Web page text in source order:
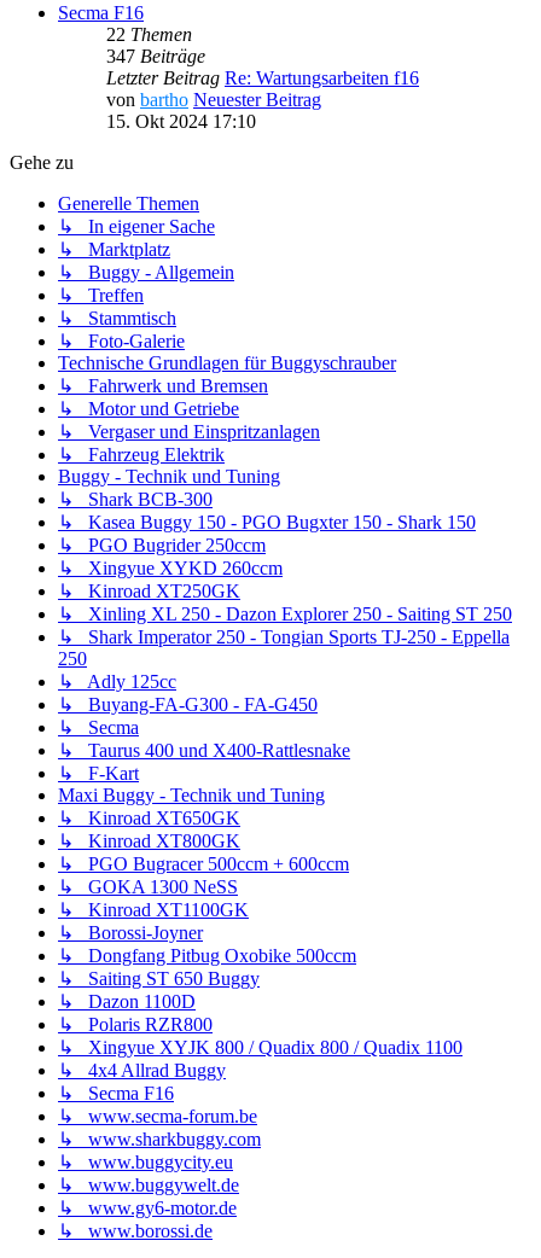
Secma F16
22 Themen
347 Beiträge
Letzter Beitrag Re: Wartungsarbeiten f16
von bartho Neuester Beitrag
15. Okt 2024 17:10
Gehe zu
Generelle Themen
↳ In eigener Sache
↳ Marktplatz
↳ Buggy - Allgemein
↳ Treffen
↳ Stammtisch
↳ Foto-Galerie
Technische Grundlagen für Buggyschrauber
↳ Fahrwerk und Bremsen
↳ Motor und Getriebe
↳ Vergaser und Einspritzanlagen
↳ Fahrzeug Elektrik
Buggy - Technik und Tuning
↳ Shark BCB-300
↳ Kasea Buggy 150 - PGO Bugxter 150 - Shark 150
↳ PGO Bugrider 250ccm
↳ Xingyue XYKD 260ccm
↳ Kinroad XT250GK
↳ Xinling XL 250 - Dazon Explorer 250 - Saiting ST 250
↳ Shark Imperator 250 - Tongian Sports TJ-250 - Eppella
250
↳ Adly 125cc
↳ Buyang-FA-G300 - FA-G450
↳ Secma
↳ Taurus 400 und X400-Rattlesnake
↳ F-Kart
Maxi Buggy - Technik und Tuning
↳ Kinroad XT650GK
↳ Kinroad XT800GK
↳ PGO Bugracer 500ccm + 600ccm
↳ GOKA 1300 NeSS
↳ Kinroad XT1100GK
↳ Borossi-Joyner
↳ Dongfang Pitbug Oxobike 500ccm
↳ Saiting ST 650 Buggy
↳ Dazon 1100D
↳ Polaris RZR800
↳ Xingyue XYJK 800 / Quadix 800 / Quadix 1100
↳ 4x4 Allrad Buggy
↳ Secma F16
↳ www.secma-forum.be
↳ www.sharkbuggy.com
↳ www.buggycity.eu
↳ www.buggywelt.de
↳ www.gy6-motor.de
↳ www.borossi.de